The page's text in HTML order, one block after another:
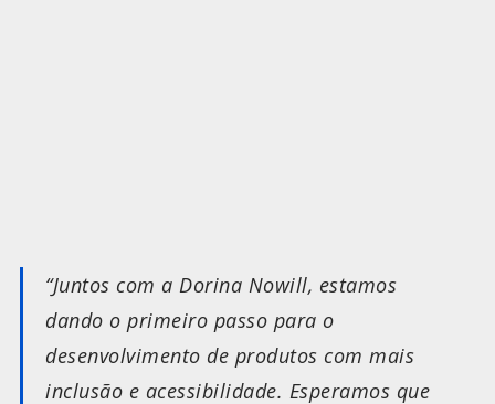
“Juntos com a Dorina Nowill, estamos
dando o primeiro passo para o
desenvolvimento de produtos com mais
inclusão e acessibilidade. Esperamos que